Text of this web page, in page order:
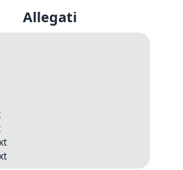
Allegati